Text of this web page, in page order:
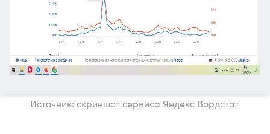
Источник: скриншот сервиса Яндекс Вордстат